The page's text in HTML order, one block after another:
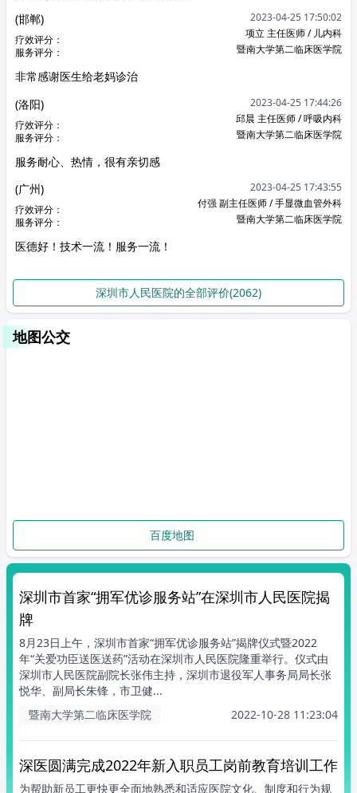
(邯郸)
2023-04-25 17:50:02
疗效评分：
服务评分：
项立 主任医师 / 儿内科
暨南大学第二临床医学院
非常感谢医生给老妈诊治
(洛阳)
2023-04-25 17:44:26
疗效评分：
服务评分：
邱晨 主任医师 / 呼吸内科
暨南大学第二临床医学院
服务耐心、热情，很有亲切感
(广州)
2023-04-25 17:43:55
疗效评分：
服务评分：
付强 副主任医师 / 手显微血管外科
暨南大学第二临床医学院
医德好！技术一流！服务一流！
深圳市人民医院的全部评价(2062)
地图公交
百度地图
深圳市首家“拥军优诊服务站”在深圳市人民医院揭
牌
8月23日上午，深圳市首家“拥军优诊服务站”揭牌仪式暨2022
年“关爱功臣送医送药”活动在深圳市人民医院隆重举行。仪式由
深圳市人民医院副院长张伟主持，深圳市退役军人事务局局长张
悦华、副局长朱锋，市卫健...
暨南大学第二临床医学院
2022-10-28 11:23:04
深医圆满完成2022年新入职员工岗前教育培训工作
为帮助新员工更快更全面地熟悉和适应医院文化、制度和行为规